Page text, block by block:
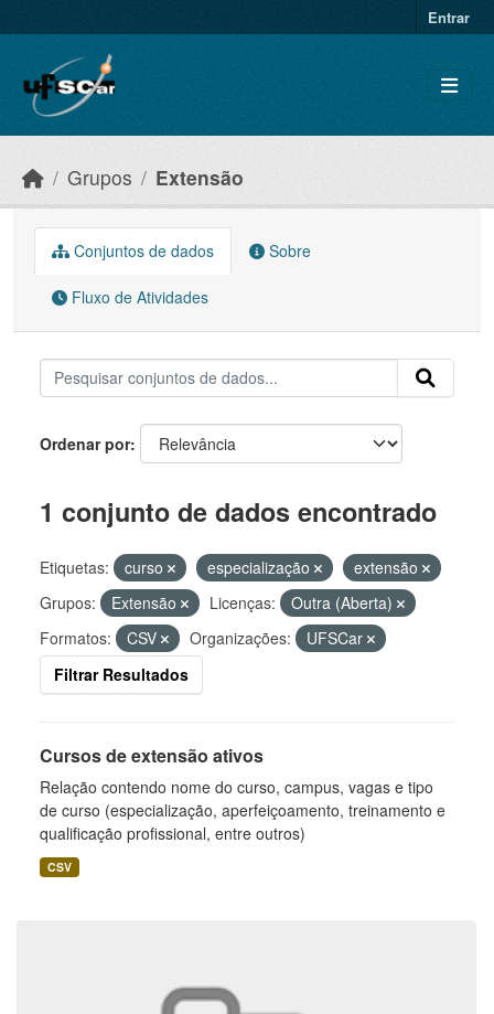
Entrar
Grupos Extensão
Conjuntos de dados Sobre
Fluxo de Atividades
Ordenar por
1 conjunto de dados encontrado
Etiquetas: curso especialização
extensão
Grupos:
Extensão Licenças:
Outra (Aberta)
Formatos:
CSV Organizações:
UFSCar
Filtrar Resultados
Cursos de extensão ativos
Relação contendo nome do curso, campus, vagas e tipo
de curso (especialização, aperfeiçoamento, treinamento e
qualificação profissional, entre outros)
CSV